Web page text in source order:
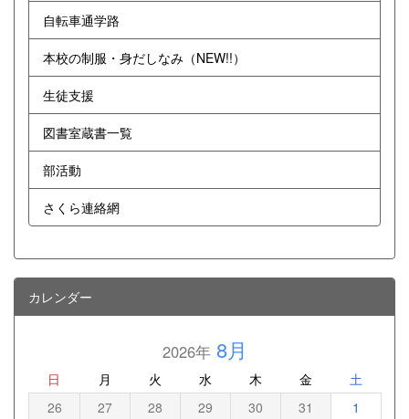
自転車通学路
本校の制服・身だしなみ（NEW!!）
生徒支援
図書室蔵書一覧
部活動
さくら連絡網
カレンダー
2026年8月
日 月 火 水 木 金 土
26 27 28 29 30 31 1